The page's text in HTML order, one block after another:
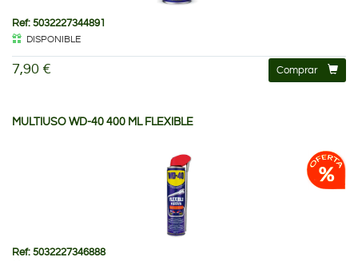
Ref: 5032227344891
DISPONIBLE
7,90 € Comprar
MULTIUSO WD-40 400 ML FLEXIBLE
Ref: 5032227346888